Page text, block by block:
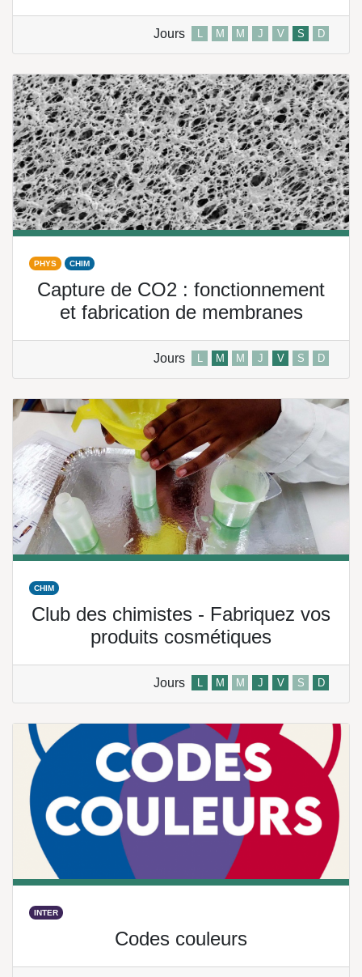
Jours L M M J V S D
PHYS CHIM
Capture de CO2 : fonctionnement
et fabrication de membranes
Jours L M M J V S D
CHIM
Club des chimistes - Fabriquez vos
produits cosmétiques
Jours L M M J V S D
INTER
Codes couleurs